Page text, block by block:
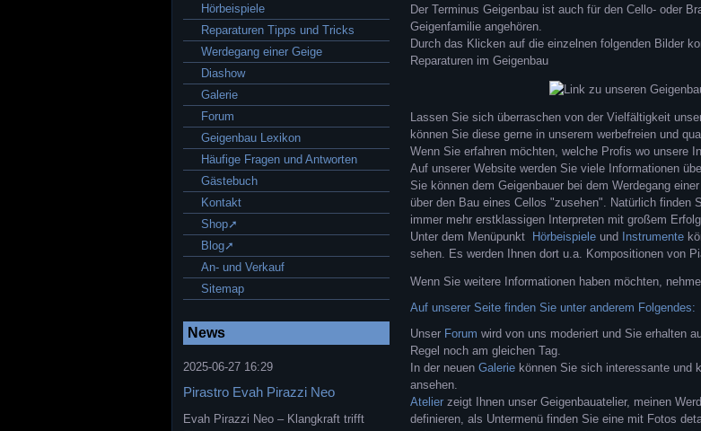
Der Terminus Geigenbau ist auch für den Cello- oder
Geigenfamilie angehören.
Durch das Klicken auf die einzelnen folgenden Bilder
Reparaturen im Geigenbau
Lassen Sie sich überraschen von der Vielfältigkeit
können Sie diese gerne in unserem werbefreien und
Wenn Sie erfahren möchten, welche Profis wo unsere
Auf unserer Website werden Sie viele Informationen
Sie können dem Geigenbauer bei dem Werdegang
über den Bau eines Cellos "zusehen". Natürlich finden
immer mehr erstklassigen Interpreten mit großem
Unter dem Menüpunkt Hörbeispiele und Instrumente
sehen. Es werden Ihnen dort u.a. Kompositionen von
Wenn Sie weitere Informationen haben möchten,
Auf unserer Seite finden Sie unter anderem Folgendes:
Unser Forum wird von uns moderiert und Sie erhalten
Regel noch am gleichen Tag.
In der neuen Galerie können Sie sich interessante und
ansehen.
Atelier zeigt Ihnen unser Geigenbauatelier, meinen
definieren, als Untermenü finden Sie eine mit Fotos
Hörbeispiele
Reparaturen Tipps und Tricks
Werdegang einer Geige
Diashow
Galerie
Forum
Geigenbau Lexikon
Häufige Fragen und Antworten
Gästebuch
Kontakt
Shop➚
Blog➚
An- und Verkauf
Sitemap
News
2025-06-27 16:29
Pirastro Evah Pirazzi Neo
Evah Pirazzi Neo – Klangkraft trifft